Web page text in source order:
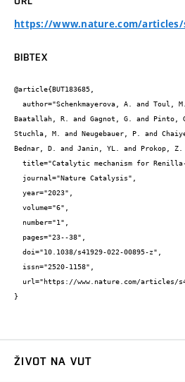
https://www.nature.com/articles/
BIBTEX
@article{BUT183685,
Baatallah, R. and Gagnot, G. and Pinto,
Stuchla, M. and Neugebauer, P. and
Bednar, D. and Janin, YL. and Prokop, Z.
}
ŽIVOT NA VUT